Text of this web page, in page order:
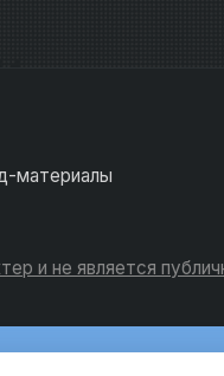
материалы
и не является